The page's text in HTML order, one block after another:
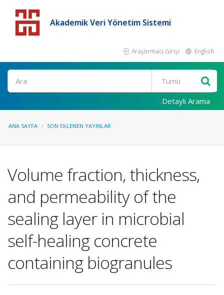
Akademik Veri Yönetim Sistemi
Araştırmacı Girişi English
Detaylı Arama
ANA SAYFA SON EKLENEN YAYINLAR
Volume fraction, thickness,
and permeability of the
sealing layer in microbial
self-healing concrete
containing biogranules